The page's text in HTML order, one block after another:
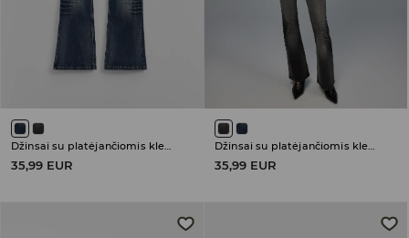
Džinsai su platėjančiomis klešnėmis ir žemu juosmeniu
35,99 EUR
Džinsai su platėjančiomis klešnėmis ir žemu juosmeniu
35,99 EUR